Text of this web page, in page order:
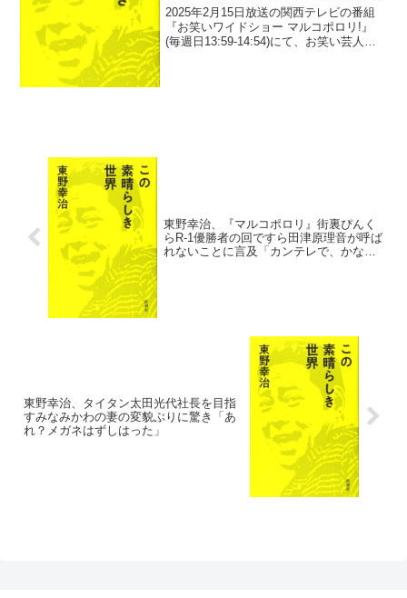
やったんですよ！」
2025年2月15日放送の関西テレビの番組
『お笑いワイドショー マルコポロリ!』
(毎週日13:59-14:54)にて、お笑い芸人・
東野幸治、『マルコポロリ』街裏ぴんく
らR-1優勝者の回ですら田津原理音が呼ば
れないことに言及「カンテレで、かなり
東野幸治、タイタン太田光代社長を目指
すみなみかわの妻の変貌ぶりに驚き「あ
れ？メガネはずしはった」